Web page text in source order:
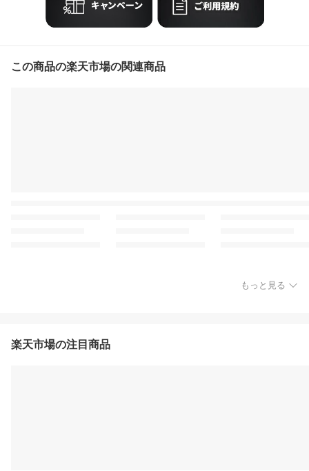
この商品の楽天市場の関連商品
もっと見る
楽天市場の注目商品